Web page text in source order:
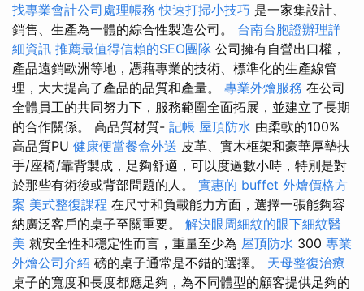
找專業會計公司處理帳務 快速打掃小技巧 是一家集設計、
銷售、生產為一體的綜合性製造公司。 台南台胞證辦理詳
細資訊 推薦最值得信賴的SEO團隊 公司擁有自營出口權，
產品遠銷歐洲等地，憑藉專業的技術、標準化的生產線管
理，大大提高了產品的品質和產量。 專業外燴服務 在公司
全體員工的共同努力下，服務範圍全面拓展，並建立了長期
的合作關係。 高品質材質- 記帳 屋頂防水 由柔軟的100%
高品質PU 健康便當餐盒外送 皮革、實木框架和豪華厚墊扶
手/座椅/靠背製成，足夠舒適，可以度過數小時，特別是對
於那些有術後或背部問題的人。 實惠的 buffet 外燴價格方
案 美式整復課程 在尺寸和負載能力方面，選擇一張能夠容
納廣泛客戶的桌子至關重要。 解決眼周細紋的眼下細紋醫
美 就安全性和穩定性而言，重量至少為 屋頂防水 300 專業
外燴公司介紹 磅的桌子通常是不錯的選擇。 天母整復治療
桌子的寬度和長度都應足夠，為不同體型的顧客提供足夠的